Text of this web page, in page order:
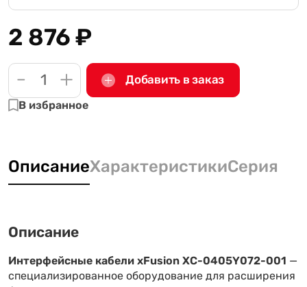
2 876₽
- + Добавить в заказ
В избранное
ОписаниеХарактеристикиСерия
Описание
Интерфейсные кабели xFusion XC-0405Y072-001 —
специализированное оборудование для расширения